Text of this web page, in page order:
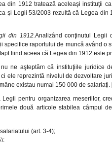
din 1912 tratează aceleaşi instituţii
şi Legii 53/2003 rezultă că Legea din
din 1912.Analizând conţinutul Legii
specifice raportului de muncă având o
fiind aceea că Legea din 1912 este
ne aşteptăm că instituţiile juridice
ele reprezintă nivelul de dezvoltare
existau numai 150 000 de salariaţi.
Legii pentru organizarea meseriilor,
două articole stabilea câmpul
(art. 3-4);